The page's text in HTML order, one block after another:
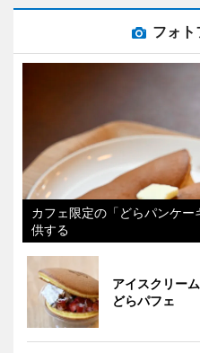
フォト
カフェ限定の「どらパンケ
供する
アイスクリー
どらパフェ